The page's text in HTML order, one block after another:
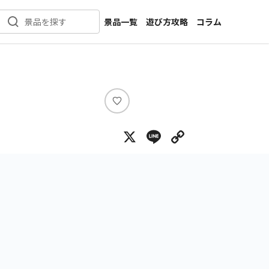
景品を探す
景品一覧
新着景品
メーカー一覧
遊び方攻略
コラム
インタビュー
い
ね
X Line